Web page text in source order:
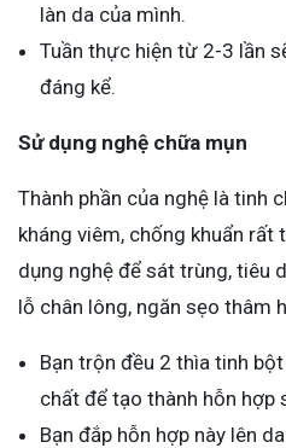
làn da của mình.
Tuần thực hiện từ 2-3 lần
đáng kể.
Sử dụng nghệ chữa mụn
Thành phần của nghệ là tinh
kháng viêm, chống khuẩn
dụng nghệ để sát trùng, tiêu
lỗ chân lông, ngăn sẹo thâm
Bạn trộn đều 2 thìa tinh
chất để tạo thành hỗn hợp
Bạn đắp hỗn hợp này lên